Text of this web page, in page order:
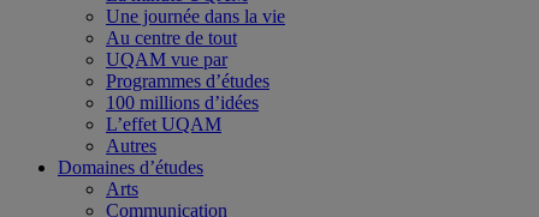
Une journée dans la vie
Au centre de tout
UQAM vue par
Programmes d’études
100 millions d’idées
L’effet UQAM
Autres
Domaines d’études
Arts
Communication